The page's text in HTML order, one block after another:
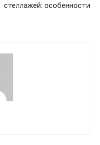
стеллажей: особенности